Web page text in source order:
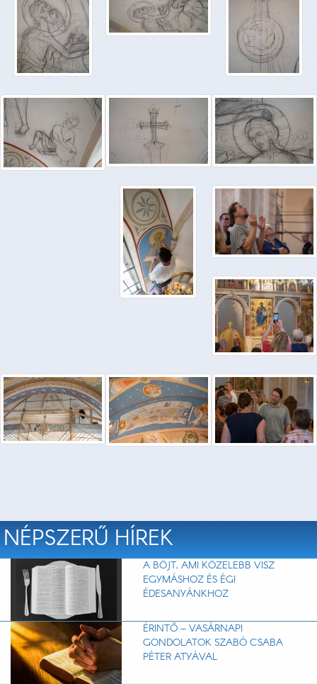
NÉPSZERŰ HÍREK
A BÖJT, AMI KÖZELEBB VISZ
EGYMÁSHOZ ÉS ÉGI
ÉDESANYÁNKHOZ
ÉRINTŐ – VASÁRNAPI
GONDOLATOK SZABÓ CSABA
PÉTER ATYÁVAL